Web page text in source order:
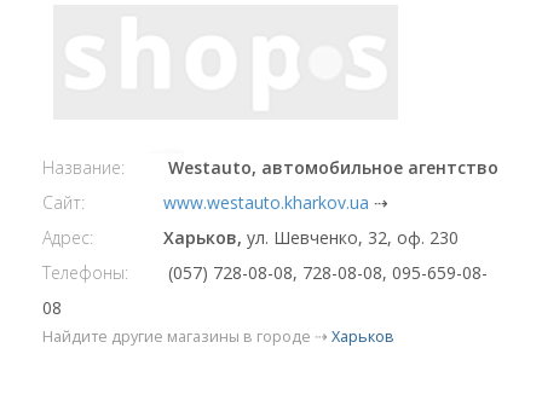
Название:
Westauto, автомобильное агентство
Сайт:
www.westauto.kharkov.ua ⇢
Адрес:
Харьков, ул. Шевченко, 32, оф. 230
Телефоны:
(057) 728-08-08, 728-08-08, 095-659-08-
08
Найдите другие магазины в городе ⇢ Харьков